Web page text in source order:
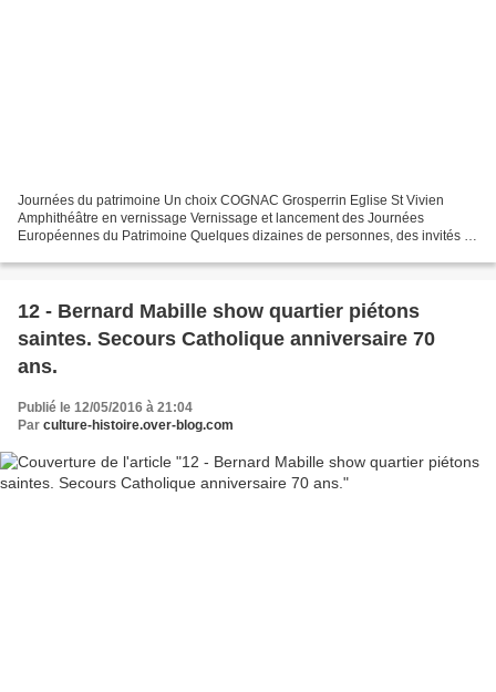
Journées du patrimoine Un choix COGNAC Grosperrin Eglise St Vivien
Amphithéâtre en vernissage Vernissage et lancement des Journées
Européennes du Patrimoine Quelques dizaines de personnes, des invités et
12 - Bernard Mabille show quartier piétons
saintes. Secours Catholique anniversaire 70
ans.
Publié le 12/05/2016 à 21:04
Par culture-histoire.over-blog.com